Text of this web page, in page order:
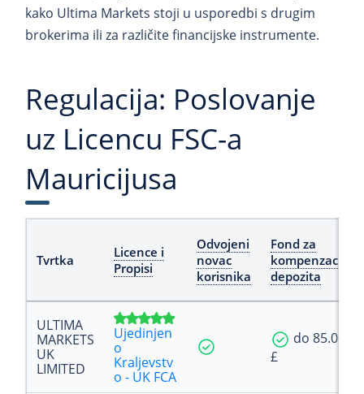
kako Ultima Markets stoji u usporedbi s drugim
brokerima ili za različite financijske instrumente.
Regulacija: Poslovanje
uz Licencu FSC-a
Mauricijusa
Tvrtka
Licence i
Propisi
Odvojeni
novac
korisnika
Fond za
kompenzaciju
depozita
ULTIMA
MARKETS
UK
LIMITED
Ujedinjen
o
Kraljevstv
o - UK FCA
do 85.000
£